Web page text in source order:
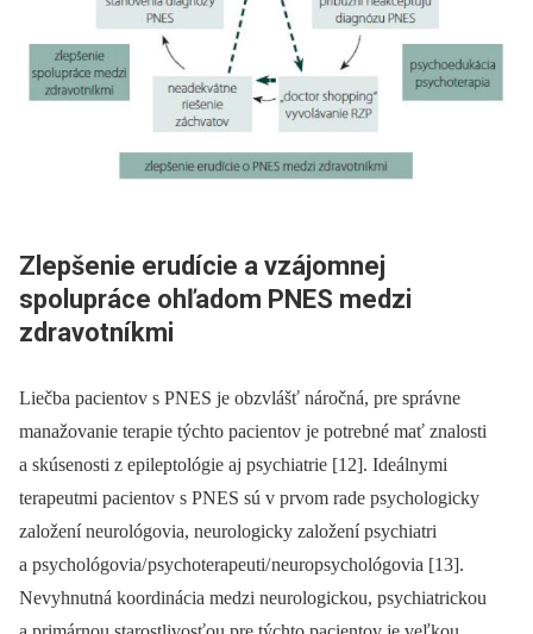
Zlepšenie erudície a vzájomnej
spolupráce ohľadom PNES medzi
zdravotníkmi
Liečba pa­cientov s PNES je obzvlášť náročná, pre správne
manažovanie terapie týchto pa­cientov je potrebné mať znalosti
a skúsenosti z epileptológie aj psychiatrie [12]. Ideálnymi
terapeutmi pa­cientov s PNES sú v prvom rade psychologicky
založení neurológovia, neurologicky založení psychiatri
a psychológovia/psychoterapeuti/neuropsychológovia [13].
Nevyhnutná koordinácia medzi neurologickou, psychiatrickou